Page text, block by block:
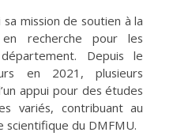
mission de soutien à la
en recherche pour les
Depuis le
en 2021, plusieurs
appui pour des études
variés, contribuant au
scientifique du DMFMU.